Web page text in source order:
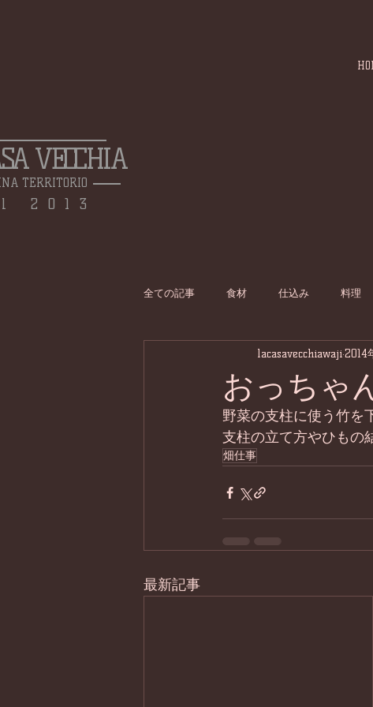
全ての記事 食材 仕込み 料理
おっちゃ
lacasavecchiawaji2014
野菜の支柱に使う竹を
支柱の立て方やひもの
畑仕事
最新記事
VECCHIA
TERRITORIO
2013